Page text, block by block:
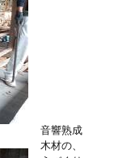
音響熟成
木材の、